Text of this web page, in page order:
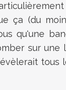
ça (du
qu'une
sur une
tous